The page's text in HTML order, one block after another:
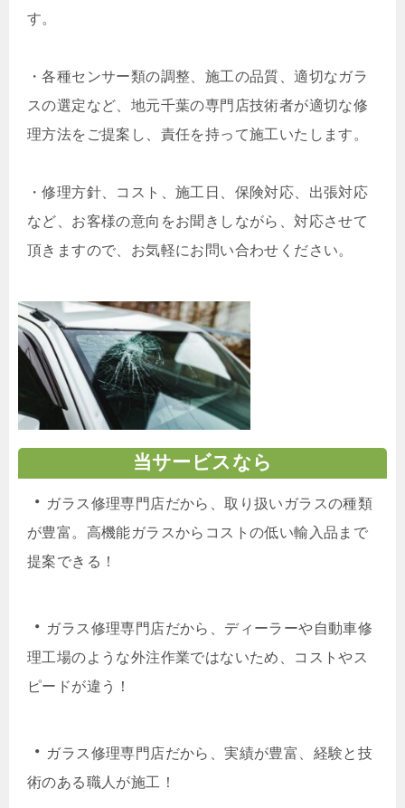
す。
・各種センサー類の調整、施工の品質、適切なガラ
スの選定など、地元千葉の専門店技術者が適切な修
理方法をご提案し、責任を持って施工いたします。
・修理方針、コスト、施工日、保険対応、出張対応
など、お客様の意向をお聞きしながら、対応させて
頂きますので、お気軽にお問い合わせください。
当サービスなら
・ ガラス修理専門店だから、取り扱いガラスの種類
が豊富。高機能ガラスからコストの低い輸入品まで
提案できる！
・ ガラス修理専門店だから、ディーラーや自動車修
理工場のような外注作業ではないため、コストやス
ピードが違う！
・ ガラス修理専門店だから、実績が豊富、経験と技
術のある職人が施工！